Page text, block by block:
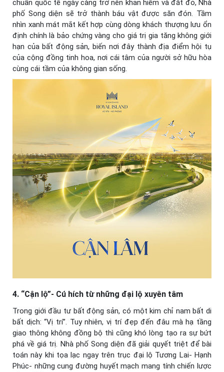
chuẩn quốc tế ngày càng trở nên khan hiếm và đắt đỏ, Nhà
phố Song diện sẽ trở thành báu vật được săn đón. Tầm
nhìn xanh mát mắt kết hợp cùng dòng khách thượng lưu ổn
định chính là bảo chứng vàng cho giá trị gia tăng không giới
hạn của bất động sản, biến nơi đây thành địa điểm hội tụ
của cộng đồng tinh hoa, nơi cái tâm của người sở hữu hòa
cùng cái tầm của không gian sống.
4. “Cận lộ”- Cú hích từ những đại lộ xuyên tâm
Trong giới đầu tư bất động sản, có một kim chỉ nam bất di
bất dịch: “Vị trí”. Tuy nhiên, vị trí đẹp đến đâu mà hạ tầng
giao thông không đồng bộ thì cũng khó lòng tạo ra sự bứt
phá về giá trị. Nhà phố Song diện đã giải quyết triệt để bài
toán này khi tọa lạc ngay trên trục đại lộ Tương Lai- Hạnh
Phúc- những cung đường huyết mạch mang tính chiến lược